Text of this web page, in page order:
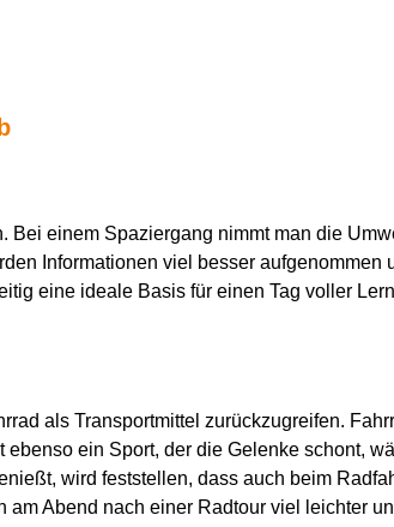
einem Spaziergang nimmt man die
Informationen viel besser aufgenommen
eine ideale Basis für einen Tag voller
als Transportmittel zurückzugreifen.
ein Sport, der die Gelenke schont,
wird feststellen, dass auch beim
Abend nach einer Radtour viel leichter